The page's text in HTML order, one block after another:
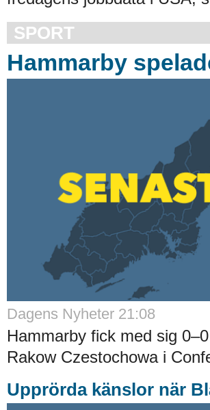
SPORT
Hammarby
Dagens Nyheter 21:08
Hammarby fick med sig
Rakow Czestochowa i
Upprörda känslor när